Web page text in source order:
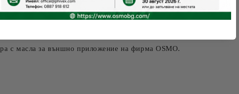
с твърда четка и обилно поливайте с вода.
с масла за външно приложение на фирма OSMO.